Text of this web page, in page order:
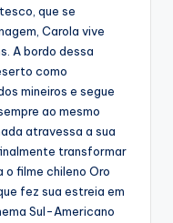
que se
Carola vive
A bordo dessa
como
mineiros e segue
ao mesmo
atravessa a sua
transformar
o filme chileno Oro
fez sua estreia em
Sul-Americano